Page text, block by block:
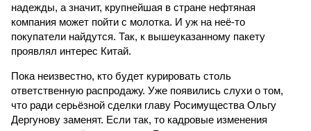
надежды, а значит, крупнейшая в стране нефтяная
компания может пойти с молотка. И уж на неё-то
покупатели найдутся. Так, к вышеуказанному пакету
проявлял интерес Китай.
Пока неизвестно, кто будет курировать столь
ответственную распродажу. Уже появились слухи о том,
что ради серьёзной сделки главу Росимущества Ольгу
Дергунову заменят. Если так, то кадровые изменения